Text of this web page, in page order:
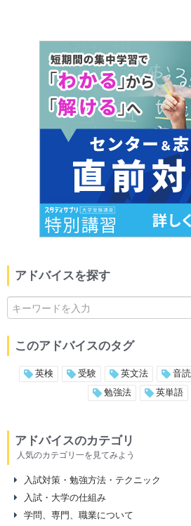
アドバイスを探す
このアドバイスのタグ
英検 受験 英文法 音読
勉強法
英単語
アドバイスのカテゴリ
人気のカテゴリ一を見てみよう
入試対策・勉強方法・テクニック
入試・大学の仕組み
学問、専門、職業について